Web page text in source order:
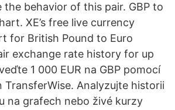
behavior of this pair. GBP to
XE’s free live currency
for British Pound to Euro
exchange rate history for up
1 000 EUR na GBP pomocí
TransferWise. Analyzujte historii
na grafech nebo živé kurzy